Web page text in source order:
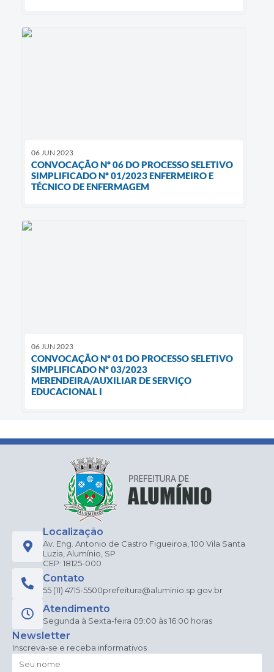
06 JUN 2023
CONVOCAÇÃO Nº 06 DO PROCESSO SELETIVO
SIMPLIFICADO Nº 01/2023 ENFERMEIRO E
TÉCNICO DE ENFERMAGEM
06 JUN 2023
CONVOCAÇÃO Nº 01 DO PROCESSO SELETIVO
SIMPLIFICADO Nº 03/2023
MERENDEIRA/AUXILIAR DE SERVIÇO
EDUCACIONAL I
Localização
Av. Eng. Antonio de Castro Figueiroa, 100 Vila Santa
Luzia, Alumínio, SP
CEP: 18125-000
Contato
55 (11) 4715-5500prefeitura@aluminio.sp.gov.br
Atendimento
Segunda à Sexta-feira 09:00 às 16:00 horas
Newsletter
Inscreva-se e receba informativos